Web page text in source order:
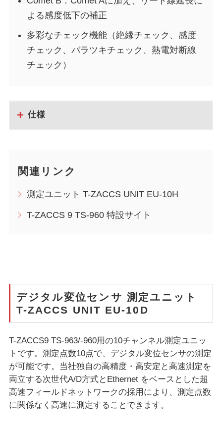
よる感度低下の補正
多彩なチェック機能（絶縁チェック、感度
チェック、バラツキチェック、熱電対断線
チェック）
仕様
関連リンク
測定ユニット T-ZACCS UNIT EU-10H
T-ZACCS 9 TS-960 特設サイト
デジタル変位センサ 測定ユニット
T-ZACCS UNIT EU-10D
T-ZACCS9 TS-963/-960用の10チャンネル測定ユニッ
トです。測定点数10点で、デジタル変位センサの測定
が可能です。当社独自の高精度・高安定と高速測定を
両立する次世代A/D方式とEthernet をベースとした超
高速フィールドネットワークの採用により、測定点数
に関係なく高速に測定することできます。